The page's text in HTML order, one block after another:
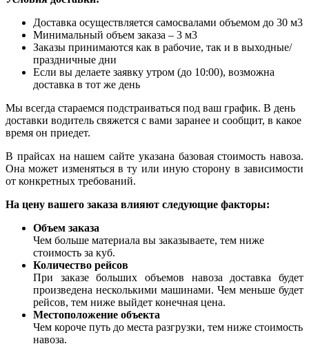
Доставка осуществляется самосвалами объемом до 30 м3
Минимальный объем заказа – 3 м3
Заказы принимаются как в рабочие, так и в выходные/
праздничные дни
Если вы делаете заявку утром (до 10:00), возможна
доставка в тот же день
Мы всегда стараемся подстраиваться под ваш график. В день
доставки водитель свяжется с вами заранее и сообщит, в какое
время он приедет.
В прайсах на нашем сайте указана базовая стоимость навоза.
Она может изменяться в ту или иную сторону в зависимости
от конкретных требований.
На цену вашего заказа влияют следующие факторы:
Объем заказа
Чем больше материала вы заказываете, тем ниже
стоимость за куб.
Количество рейсов
При заказе больших объемов навоза доставка будет
произведена несколькими машинами. Чем меньше будет
рейсов, тем ниже выйдет конечная цена.
Местоположение объекта
Чем короче путь до места разгрузки, тем ниже стоимость
навоза.